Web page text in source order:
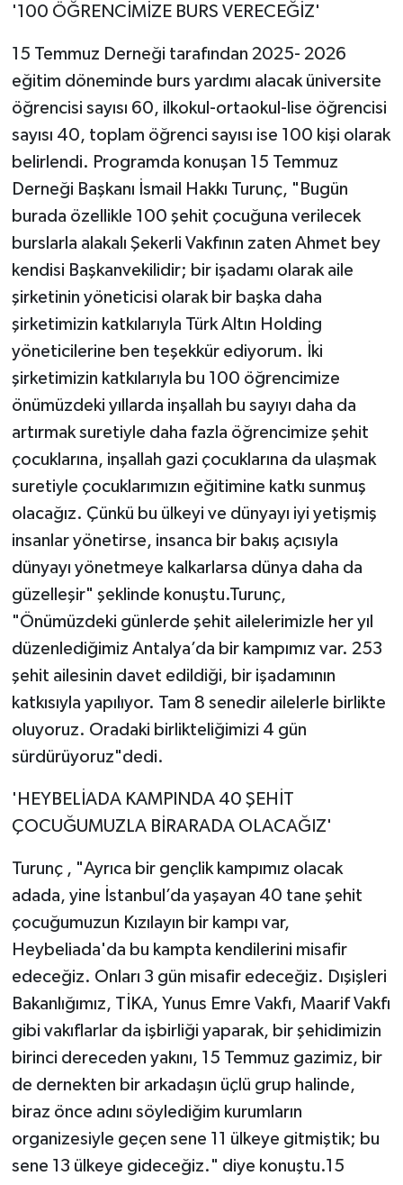
'100 ÖĞRENCİMİZE BURS VERECEĞİZ'
15 Temmuz Derneği tarafından 2025- 2026
eğitim döneminde burs yardımı alacak üniversite
öğrencisi sayısı 60, ilkokul-ortaokul-lise öğrencisi
sayısı 40, toplam öğrenci sayısı ise 100 kişi olarak
belirlendi. Programda konuşan 15 Temmuz
Derneği Başkanı İsmail Hakkı Turunç, "Bugün
burada özellikle 100 şehit çocuğuna verilecek
burslarla alakalı Şekerli Vakfının zaten Ahmet bey
kendisi Başkanvekilidir; bir işadamı olarak aile
şirketinin yöneticisi olarak bir başka daha
şirketimizin katkılarıyla Türk Altın Holding
yöneticilerine ben teşekkür ediyorum. İki
şirketimizin katkılarıyla bu 100 öğrencimize
önümüzdeki yıllarda inşallah bu sayıyı daha da
artırmak suretiyle daha fazla öğrencimize şehit
çocuklarına, inşallah gazi çocuklarına da ulaşmak
suretiyle çocuklarımızın eğitimine katkı sunmuş
olacağız. Çünkü bu ülkeyi ve dünyayı iyi yetişmiş
insanlar yönetirse, insanca bir bakış açısıyla
dünyayı yönetmeye kalkarlarsa dünya daha da
güzelleşir" şeklinde konuştu.Turunç,
"Önümüzdeki günlerde şehit ailelerimizle her yıl
düzenlediğimiz Antalya’da bir kampımız var. 253
şehit ailesinin davet edildiği, bir işadamının
katkısıyla yapılıyor. Tam 8 senedir ailelerle birlikte
oluyoruz. Oradaki birlikteliğimizi 4 gün
sürdürüyoruz"dedi.
'HEYBELİADA KAMPINDA 40 ŞEHİT
ÇOCUĞUMUZLA BİRARADA OLACAĞIZ'
Turunç , "Ayrıca bir gençlik kampımız olacak
adada, yine İstanbul’da yaşayan 40 tane şehit
çocuğumuzun Kızılayın bir kampı var,
Heybeliada'da bu kampta kendilerini misafir
edeceğiz. Onları 3 gün misafir edeceğiz. Dışişleri
Bakanlığımız, TİKA, Yunus Emre Vakfı, Maarif Vakfı
gibi vakıflarlar da işbirliği yaparak, bir şehidimizin
birinci dereceden yakını, 15 Temmuz gazimiz, bir
de dernekten bir arkadaşın üçlü grup halinde,
biraz önce adını söylediğim kurumların
organizesiyle geçen sene 11 ülkeye gitmiştik; bu
sene 13 ülkeye gideceğiz." diye konuştu.15